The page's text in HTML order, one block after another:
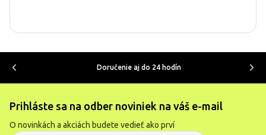
Doručenie aj do 24 hodín
Prihláste sa na odber noviniek na váš e-mail
O novinkách a akciách budete vedieť ako prví